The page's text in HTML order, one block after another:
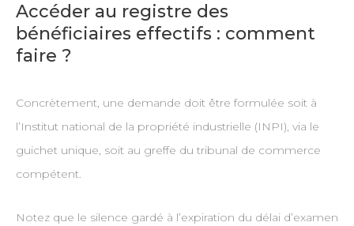
Accéder au registre des
bénéficiaires effectifs : comment
faire ?
Concrètement, une demande doit être formulée soit à
l’Institut national de la propriété industrielle (INPI), via le
guichet unique, soit au greffe du tribunal de commerce
compétent.
Notez que le silence gardé à l’expiration du délai d’examen